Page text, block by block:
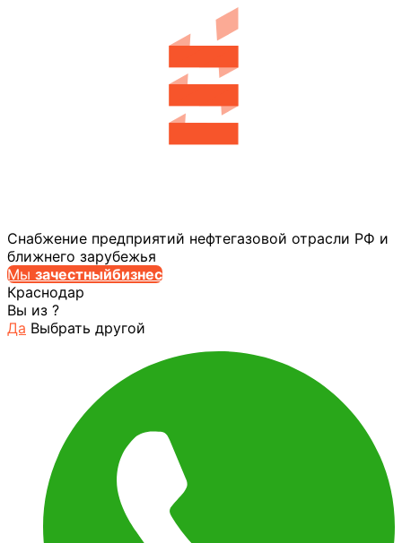
Снабжение предприятий нефтегазовой отрасли РФ и
ближнего зарубежья
Мы зачестныйбизнес
Краснодар
Вы из ?
Да Выбрать другой